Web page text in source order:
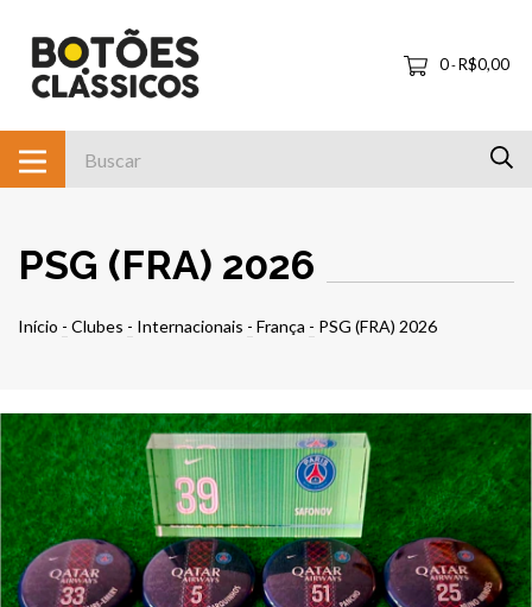
0-R$0,00
PSG (FRA) 2026
Início - Clubes - Internacionais - França - PSG (FRA) 2026